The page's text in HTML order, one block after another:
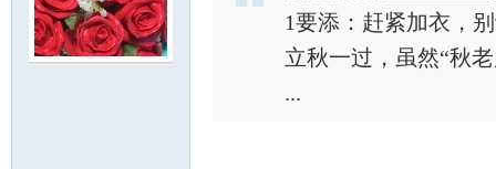
1要添：赶紧加衣，
立秋一过，虽然“秋
...